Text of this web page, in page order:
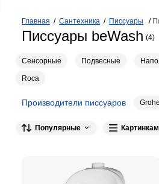
Главная / Сантехника / Писсуары /
Писсуары beWash (4)
Сенсорные Подвесные
Roca
Производители писсуаров
NOBILI
Популярные